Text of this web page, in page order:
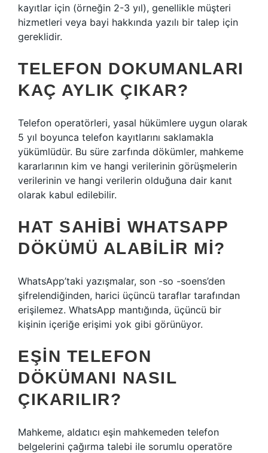
kayıtlar için (örneğin 2-3 yıl), genellikle müşteri
hizmetleri veya bayi hakkında yazılı bir talep için
gereklidir.
TELEFON DOKUMANLARI
KAÇ AYLIK ÇIKAR?
Telefon operatörleri, yasal hükümlere uygun olarak
5 yıl boyunca telefon kayıtlarını saklamakla
yükümlüdür. Bu süre zarfında dökümler, mahkeme
kararlarının kim ve hangi verilerinin görüşmelerin
verilerinin ve hangi verilerin olduğuna dair kanıt
olarak kabul edilebilir.
HAT SAHIBI WHATSAPP
DÖKÜMÜ ALABILIR MI?
WhatsApp’taki yazışmalar, son -so -soens’den
şifrelendiğinden, harici üçüncü taraflar tarafından
erişilemez. WhatsApp mantığında, üçüncü bir
kişinin içeriğe erişimi yok gibi görünüyor.
EŞIN TELEFON
DÖKÜMANI NASIL
ÇIKARILIR?
Mahkeme, aldatıcı eşin mahkemeden telefon
belgelerini çağırma talebi ile sorumlu operatöre